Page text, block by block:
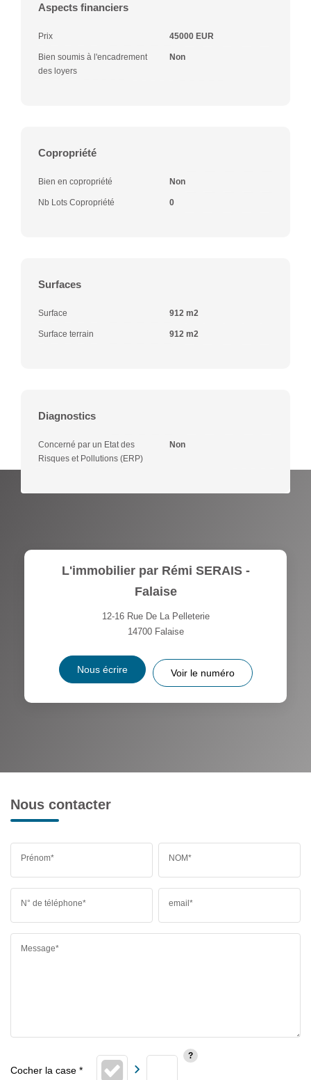
Aspects financiers
Prix 45000 EUR
Bien soumis à l'encadrement
des loyers
Non
Copropriété
Bien en copropriété Non
Nb Lots Copropriété 0
Surfaces
Surface 912 m2
Surface terrain 912 m2
Diagnostics
Concerné par un Etat des
Risques et Pollutions (ERP)
Non
L'immobilier par Rémi SERAIS -
Falaise
12-16 Rue De La Pelleterie
14700 Falaise
Nous écrire Voir le numéro
Nous contacter
Prénom* NOM*
N° de téléphone* email*
Message*